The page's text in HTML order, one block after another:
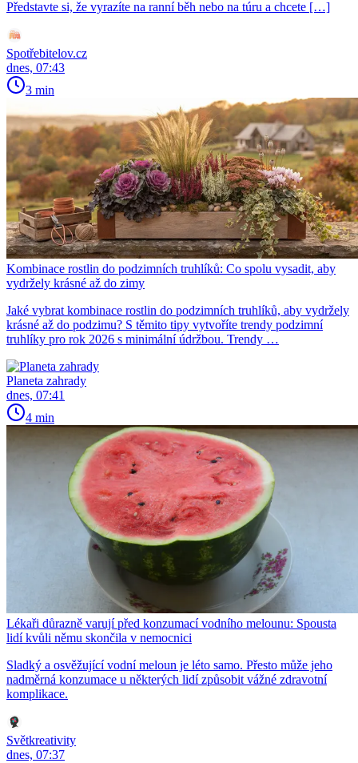
Představte si, že vyrazíte na ranní běh nebo na túru a chcete […]
Spotřebitelov.cz
dnes, 07:43
3 min
Kombinace rostlin do podzimních truhlíků: Co spolu vysadit, aby
vydržely krásné až do zimy
Jaké vybrat kombinace rostlin do podzimních truhlíků, aby vydržely
krásné až do podzimu? S těmito tipy vytvoříte trendy podzimní
truhlíky pro rok 2026 s minimální údržbou. Trendy …
Planeta zahrady
dnes, 07:41
4 min
Lékaři důrazně varují před konzumací vodního melounu: Spousta
lidí kvůli němu skončila v nemocnici
Sladký a osvěžující vodní meloun je léto samo. Přesto může jeho
nadměrná konzumace u některých lidí způsobit vážné zdravotní
komplikace.
Světkreativity
dnes, 07:37